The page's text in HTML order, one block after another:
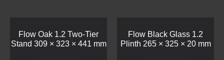
Flow Oak 1.2 Two-Tier
Stand 309 × 323 × 441 mm
Flow Black Glass 1.2
Plinth 265 × 325 × 20 mm